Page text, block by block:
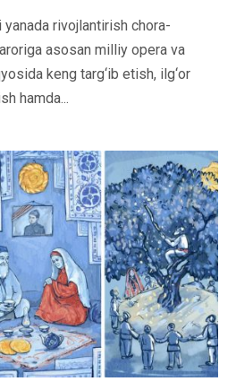
yanada rivojlantirish chora-
asosan milliy opera va
keng targ‘ib etish, ilg‘or
hamda...